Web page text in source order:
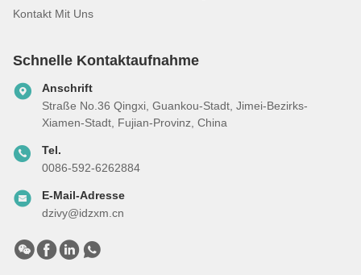
Kontakt Mit Uns
Schnelle Kontaktaufnahme
Anschrift
Straße No.36 Qingxi, Guankou-Stadt, Jimei-Bezirks-
Xiamen-Stadt, Fujian-Provinz, China
Tel.
0086-592-6262884
E-Mail-Adresse
dzivy@idzxm.cn